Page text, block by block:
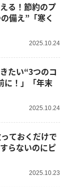
る！節約のプ
備え”「寒く
2025.10.24
たい“3つのコ
に！」「年末
2025.10.24
ておくだけで
らないのにピ
2025.10.23